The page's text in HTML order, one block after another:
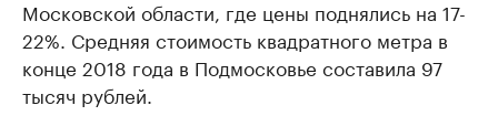
Московской области, где цены поднялись на 17-
22%. Средняя стоимость квадратного метра в
конце 2018 года в Подмосковье составила 97
тысяч рублей.